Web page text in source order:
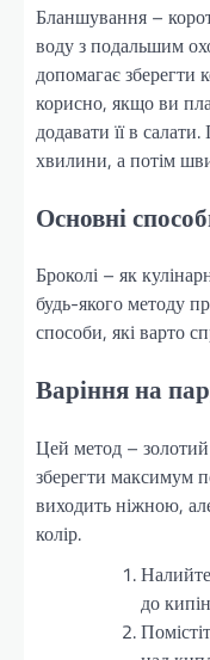
Бланшування –
воду з подальшим
допомагає зберегти
корисно, якщо ви
додавати її в
хвилини, а потім
Основні
Броколі – як
будь-якого методу
способи, які варто
Варіння на
Цей метод –
зберегти максимум
виходить ніжною,
колір.
до